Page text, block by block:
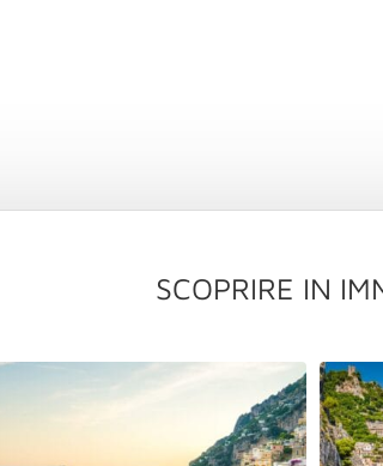
SCOPRIRE IN